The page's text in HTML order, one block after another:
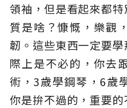
領袖，但是看起來都
質是啥？慷慨，樂觀
韌。這些東西一定要
際上是不必的，你去
術，3歲學鋼琴，6歲
你是拚不過的，重要